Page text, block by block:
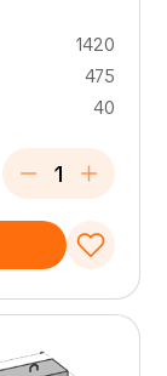
1420
475
40